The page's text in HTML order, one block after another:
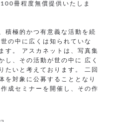
冊程度無償提供いたしま
積極的かつ有意義な活動を続
の中に広くは知られていな
す。 アスカネットは、写真集
し、その活動が世の中に 広く
たいと考えております。 二回
を対象に公募することとなり
成セミナーを開催し、その作